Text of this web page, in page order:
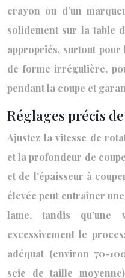
crayon ou d’un
solidement sur la table
appropriés, surtout
de forme irrégulière,
pendant la coupe et
Réglages précis
Ajustez la vitesse de
et la profondeur de
et de l’épaisseur à
élevée peut entraîner
lame, tandis qu’une
excessivement le
adéquat (environ 70-
scie de taille